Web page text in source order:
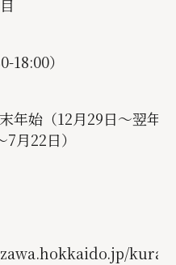
）
年始（12月29日～翌年1
月22日）